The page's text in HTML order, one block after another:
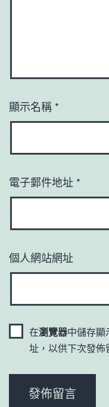
顯示名稱 *
電子郵件地址 *
個人網站網址
在瀏覽器中儲存顯
址，以供下次發佈